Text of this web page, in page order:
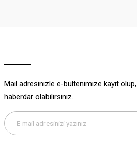
Bu ürüne benzer farklı alternatifler
Mail adresinizle e-bültenimize kayıt
haberdar olabilirsiniz.